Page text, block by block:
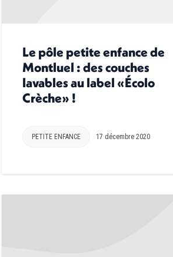
Le pôle petite enfance de
Montluel : des couches
lavables au label «Écolo
Crèche» !
PETITE ENFANCE 17 décembre 2020